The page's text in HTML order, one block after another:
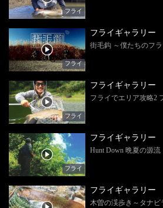
フライ
フライ
フライギャラリー
街毛鈎 ～僕たちのフ
フライ
フライギャラリー
フライでエリア攻略2
フライ
フライギャラリー
Hunt Down 晩夏の源流
フライギャラリー
木曽の渓歩き～タナ